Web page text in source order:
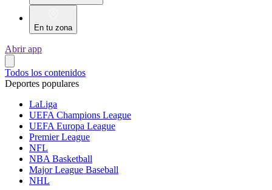
En tu zona
Abrir app
Todos los contenidos
Deportes populares
LaLiga
UEFA Champions League
UEFA Europa League
Premier League
NFL
NBA Basketball
Major League Baseball
NHL